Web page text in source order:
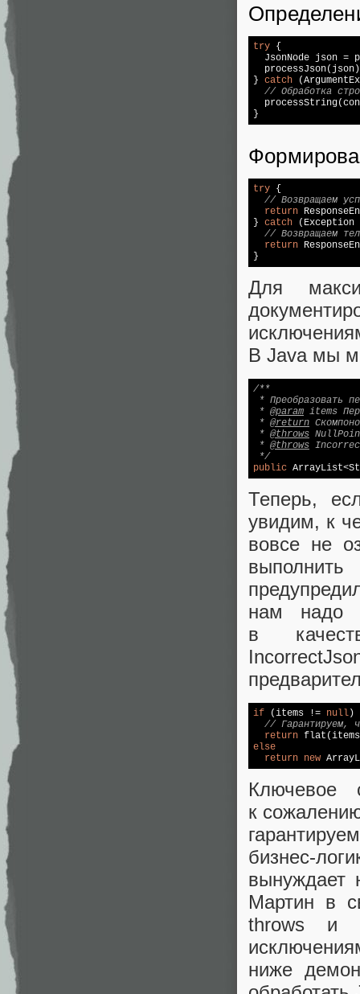
try {
JsonNode json =
} catch
// Обработка
}
try {
// Возвращаем
return
} catch
// Возвращаем
return
}
Для
В Java мы
/**
* Преобразовать
* @param items
* @return
* @throws
* @throws
*/
public
Теперь,
увидим, к
вовсе не
нам надо
в
if (items != null )
// Гарантируем,
return
else
return new
Ключевое
к
вынуждает
Мартин в
throws и
ниже